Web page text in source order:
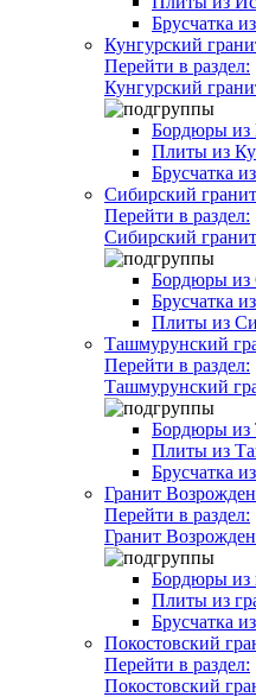
Брусчатка
Кунгурский
Перейти в раздел:
Кунгурский
Бордюры из
Плиты из
Брусчатка
Сибирский гранит
Перейти в раздел:
Сибирский гранит
Бордюры из
Брусчатка
Плиты из
Ташмурунский
Перейти в раздел:
Ташмурунский
Бордюры из
Плиты из
Брусчатка
Гранит
Перейти в раздел:
Гранит
Бордюры из
Плиты из
Брусчатка
Покостовский
Перейти в раздел:
Покостовский